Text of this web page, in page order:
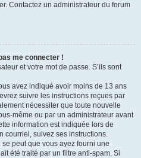
Contactez un administrateur du forum
me connecter !
et votre mot de passe. S’ils sont
avez indiqué avoir moins de 13 ans
suivre les instructions reçues par
nécessiter que toute nouvelle
même ou par un administrateur avant
information est indiquée lors de
courriel, suivez ses instructions.
peut que vous ayez fourni une
été traité par un filtre anti-spam. Si